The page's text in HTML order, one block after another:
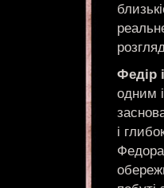
Федір
одним
і